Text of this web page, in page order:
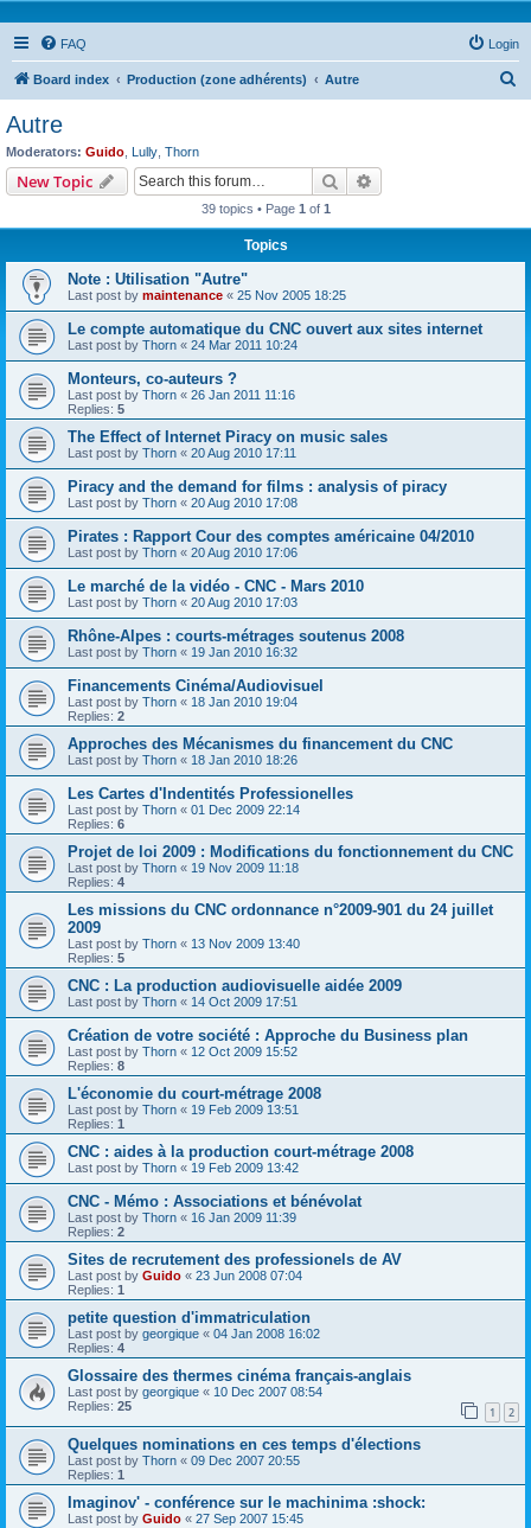
FAQ Login
Board index Production (zone adhérents) Autre
Autre
Moderators: Guido Lully Thorn
New Topic Search
39 topics • Page 1 of 1
Topics
Note : Utilisation "Autre"
Last post by maintenance « 25 Nov 2005 18:25
Le compte automatique du CNC ouvert aux sites internet
Last post by Thorn « 24 Mar 2011 10:24
Monteurs, co-auteurs ?
Last post by Thorn « 26 Jan 2011 11:16
Replies: 5
The Effect of Internet Piracy on music sales
Last post by Thorn « 20 Aug 2010 17:11
Piracy and the demand for films : analysis of piracy
Last post by Thorn « 20 Aug 2010 17:08
Pirates : Rap­port Cour des comptes amé­ri­caine 04/2010
Last post by Thorn « 20 Aug 2010 17:06
Le marché de la vidéo - CNC - Mars 2010
Last post by Thorn « 20 Aug 2010 17:03
Rhône-Alpes : courts-métrages soutenus 2008
Last post by Thorn « 19 Jan 2010 16:32
Financements Cinéma/Audiovisuel
Last post by Thorn « 18 Jan 2010 19:04
Replies: 2
Approches des Mécanismes du financement du CNC
Last post by Thorn « 18 Jan 2010 18:26
Les Cartes d'Indentités Professionelles
Last post by Thorn « 01 Dec 2009 22:14
Replies: 6
Projet de loi 2009 : Modifications du fonctionnement du CNC
Last post by Thorn « 19 Nov 2009 11:18
Replies: 4
Les missions du CNC ordonnance n°2009-901 du 24 juillet
2009
Last post by Thorn « 13 Nov 2009 13:40
Replies: 5
CNC : La production audiovisuelle aidée 2009
Last post by Thorn « 14 Oct 2009 17:51
Création de votre société : Approche du Business plan
Last post by Thorn « 12 Oct 2009 15:52
Replies: 8
L'économie du court-métrage 2008
Last post by Thorn « 19 Feb 2009 13:51
Replies: 1
CNC : aides à la production court-métrage 2008
Last post by Thorn « 19 Feb 2009 13:42
CNC - Mémo : Associations et bénévolat
Last post by Thorn « 16 Jan 2009 11:39
Replies: 2
Sites de recrutement des professionels de AV
Last post by Guido « 23 Jun 2008 07:04
Replies: 1
petite question d'immatriculation
Last post by georgique « 04 Jan 2008 16:02
Replies: 4
Glossaire des thermes cinéma français-anglais
Last post by georgique « 10 Dec 2007 08:54
Replies: 25 1 2
Quelques nominations en ces temps d'élections
Last post by Thorn « 09 Dec 2007 20:55
Replies: 1
Imaginov' - conférence sur le machinima :shock:
Last post by Guido « 27 Sep 2007 15:45